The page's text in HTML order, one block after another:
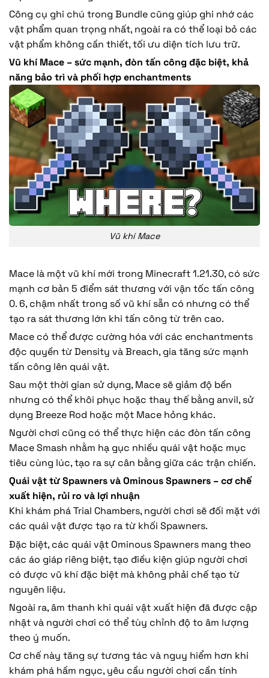
Công cụ ghi chú trong Bundle cũng giúp ghi nhớ các
vật phẩm quan trọng nhất, ngoài ra có thể loại bỏ các
vật phẩm không cần thiết, tối ưu diện tích lưu trữ.
Vũ khí Mace – sức mạnh, đòn tấn công đặc biệt, khả
năng bảo trì và phối hợp enchantments
Vũ khí Mace
Mace là một vũ khí mới trong Minecraft 1.21.30, có sức
mạnh cơ bản 5 điểm sát thương với vận tốc tấn công
0. 6, chậm nhất trong số vũ khí sẵn có nhưng có thể
tạo ra sát thương lớn khi tấn công từ trên cao.
Mace có thể được cường hóa với các enchantments
độc quyền từ Density và Breach, gia tăng sức mạnh
tấn công lên quái vật.
Sau một thời gian sử dụng, Mace sẽ giảm độ bền
nhưng có thể khôi phục hoặc thay thế bằng anvil, sử
dụng Breeze Rod hoặc một Mace hỏng khác.
Người chơi cũng có thể thực hiện các đòn tấn công
Mace Smash nhằm hạ gục nhiều quái vật hoặc mục
tiêu cùng lúc, tạo ra sự cân bằng giữa các trận chiến.
Quái vật từ Spawners và Ominous Spawners – cơ chế
xuất hiện, rủi ro và lợi nhuận
Khi khám phá Trial Chambers, người chơi sẽ đối mặt với
các quái vật được tạo ra từ khối Spawners.
Đặc biệt, các quái vật Ominous Spawners mang theo
các áo giáp riêng biệt, tạo điều kiện giúp người chơi
có được vũ khí đặc biệt mà không phải chế tạo từ
nguyên liệu.
Ngoài ra, âm thanh khi quái vật xuất hiện đã được cập
nhật và người chơi có thể tùy chỉnh độ to âm lượng
theo ý muốn.
Cơ chế này tăng sự tương tác và nguy hiểm hơn khi
khám phá hầm ngục, yêu cầu người chơi cần tính